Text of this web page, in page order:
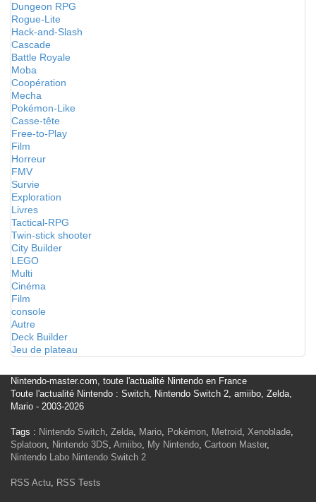
Dungeon RPG
Rogue-Lite
Hack-and-Slash
Cascade
Battle Royale
Moba
Coopération
Mecha
Pokémon-Like
Casse-tête
Free-to-Play
Film
Horreur
FMV
Survie
Exploration
Livres
Tactical-RPG
Twin-stick shooter
City Builder
LEGO
Multi
Cinéma
Film
console
Autre
Deck Builder
Jeu de plateau
Nintendo-master.com, toute l'actualité Nintendo en France
Toute l'actualité Nintendo : Switch, Nintendo Switch 2, amiibo, Zelda,
Mario - 2003-2026
Tags : Nintendo Switch, Zelda, Mario, Pokémon, Metroid, Xenoblade,
Splatoon, Nintendo 3DS, Amiibo, My Nintendo, Cartoon Master,
Nintendo Labo Nintendo Switch 2
RSS Actu, RSS Tests